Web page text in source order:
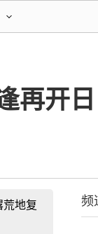
再开日
荒地复
频